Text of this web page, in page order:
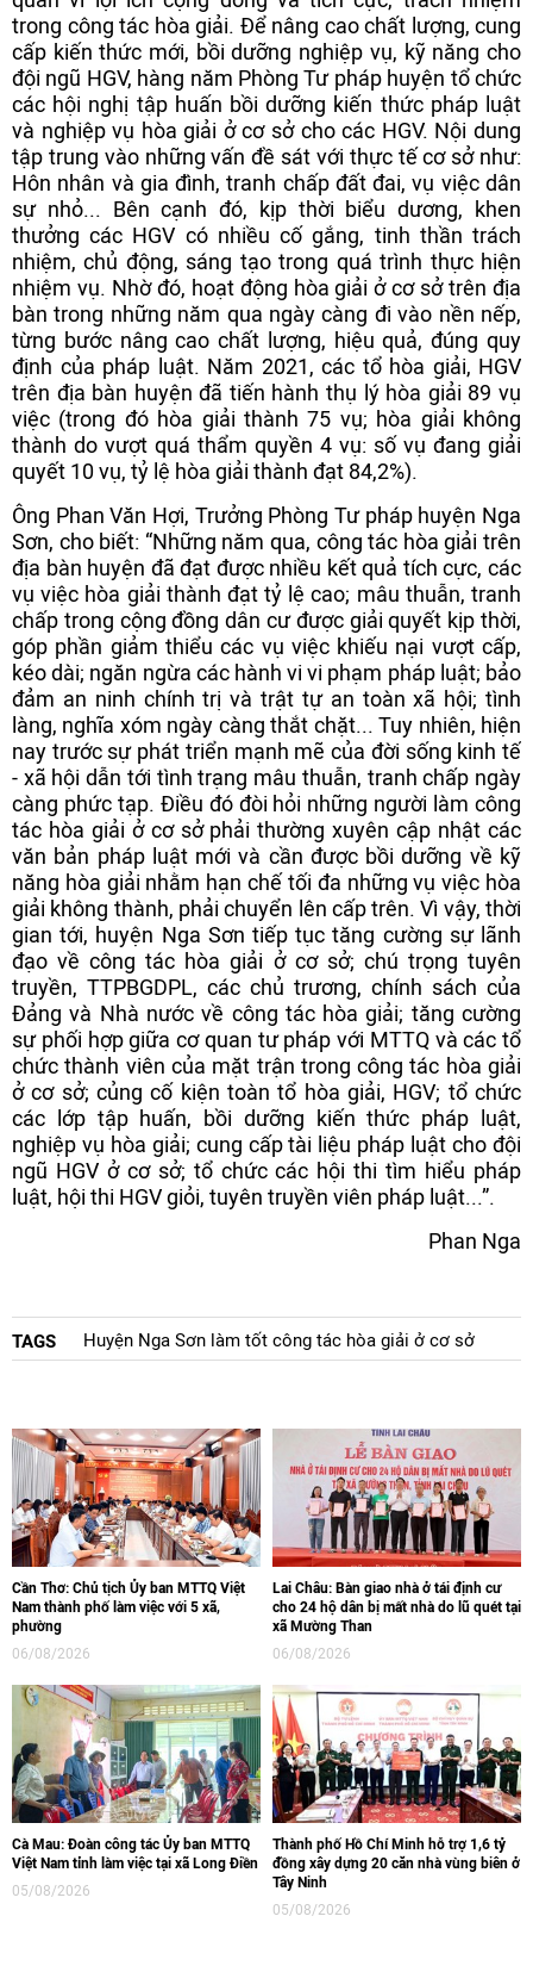
trong công tác hòa giải. Để nâng cao chất lượng, cung
cấp kiến thức mới, bồi dưỡng nghiệp vụ, kỹ năng cho
đội ngũ HGV, hàng năm Phòng Tư pháp huyện tổ chức
các hội nghị tập huấn bồi dưỡng kiến thức pháp luật
và nghiệp vụ hòa giải ở cơ sở cho các HGV. Nội dung
tập trung vào những vấn đề sát với thực tế cơ sở như:
Hôn nhân và gia đình, tranh chấp đất đai, vụ việc dân
sự nhỏ... Bên cạnh đó, kịp thời biểu dương, khen
thưởng các HGV có nhiều cố gắng, tinh thần trách
nhiệm, chủ động, sáng tạo trong quá trình thực hiện
nhiệm vụ. Nhờ đó, hoạt động hòa giải ở cơ sở trên địa
bàn trong những năm qua ngày càng đi vào nền nếp,
từng bước nâng cao chất lượng, hiệu quả, đúng quy
định của pháp luật. Năm 2021, các tổ hòa giải, HGV
trên địa bàn huyện đã tiến hành thụ lý hòa giải 89 vụ
việc (trong đó hòa giải thành 75 vụ; hòa giải không
thành do vượt quá thẩm quyền 4 vụ: số vụ đang giải
quyết 10 vụ, tỷ lệ hòa giải thành đạt 84,2%).
Ông Phan Văn Hợi, Trưởng Phòng Tư pháp huyện Nga
Sơn, cho biết: “Những năm qua, công tác hòa giải trên
địa bàn huyện đã đạt được nhiều kết quả tích cực, các
vụ việc hòa giải thành đạt tỷ lệ cao; mâu thuẫn, tranh
chấp trong cộng đồng dân cư được giải quyết kịp thời,
góp phần giảm thiểu các vụ việc khiếu nại vượt cấp,
kéo dài; ngăn ngừa các hành vi vi phạm pháp luật; bảo
đảm an ninh chính trị và trật tự an toàn xã hội; tình
làng, nghĩa xóm ngày càng thắt chặt... Tuy nhiên, hiện
nay trước sự phát triển mạnh mẽ của đời sống kinh tế
- xã hội dẫn tới tình trạng mâu thuẫn, tranh chấp ngày
càng phức tạp. Điều đó đòi hỏi những người làm công
tác hòa giải ở cơ sở phải thường xuyên cập nhật các
văn bản pháp luật mới và cần được bồi dưỡng về kỹ
năng hòa giải nhằm hạn chế tối đa những vụ việc hòa
giải không thành, phải chuyển lên cấp trên. Vì vậy, thời
gian tới, huyện Nga Sơn tiếp tục tăng cường sự lãnh
đạo về công tác hòa giải ở cơ sở; chú trọng tuyên
truyền, TTPBGDPL, các chủ trương, chính sách của
Đảng và Nhà nước về công tác hòa giải; tăng cường
sự phối hợp giữa cơ quan tư pháp với MTTQ và các tổ
chức thành viên của mặt trận trong công tác hòa giải
ở cơ sở; củng cố kiện toàn tổ hòa giải, HGV; tổ chức
các lớp tập huấn, bồi dưỡng kiến thức pháp luật,
nghiệp vụ hòa giải; cung cấp tài liệu pháp luật cho đội
ngũ HGV ở cơ sở; tổ chức các hội thi tìm hiểu pháp
luật, hội thi HGV giỏi, tuyên truyền viên pháp luật...”.
Phan Nga
TAGS Huyện Nga Sơn làm tốt công tác hòa giải ở cơ sở
Cần Thơ: Chủ tịch Ủy ban MTTQ Việt
Nam thành phố làm việc với 5 xã,
phường
06/08/2026
Lai Châu: Bàn giao nhà ở tái định cư
cho 24 hộ dân bị mất nhà do lũ quét tại
xã Mường Than
06/08/2026
Cà Mau: Đoàn công tác Ủy ban MTTQ
Việt Nam tỉnh làm việc tại xã Long Điền
05/08/2026
Thành phố Hồ Chí Minh hỗ trợ 1,6 tỷ
đồng xây dựng 20 căn nhà vùng biên ở
Tây Ninh
05/08/2026